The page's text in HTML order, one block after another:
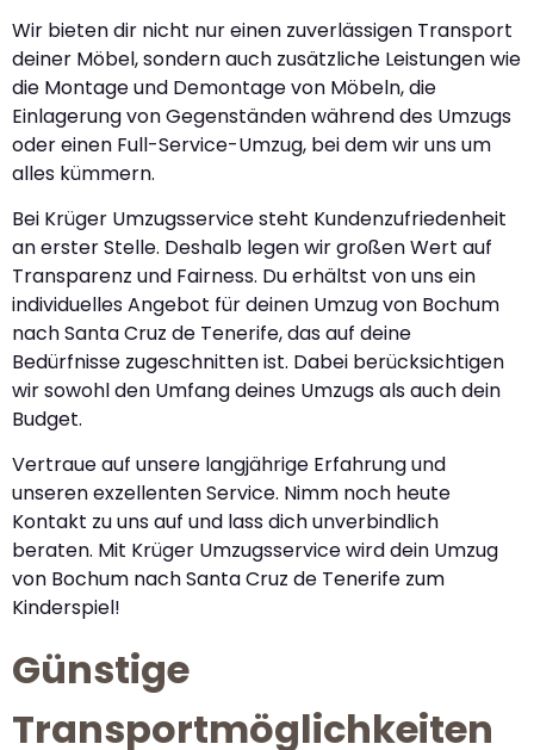
Wir bieten dir nicht nur einen zuverlässigen Transport
deiner Möbel, sondern auch zusätzliche Leistungen wie
die Montage und Demontage von Möbeln, die
Einlagerung von Gegenständen während des Umzugs
oder einen Full-Service-Umzug, bei dem wir uns um
alles kümmern.
Bei Krüger Umzugsservice steht Kundenzufriedenheit
an erster Stelle. Deshalb legen wir großen Wert auf
Transparenz und Fairness. Du erhältst von uns ein
individuelles Angebot für deinen Umzug von Bochum
nach Santa Cruz de Tenerife, das auf deine
Bedürfnisse zugeschnitten ist. Dabei berücksichtigen
wir sowohl den Umfang deines Umzugs als auch dein
Budget.
Vertraue auf unsere langjährige Erfahrung und
unseren exzellenten Service. Nimm noch heute
Kontakt zu uns auf und lass dich unverbindlich
beraten. Mit Krüger Umzugsservice wird dein Umzug
von Bochum nach Santa Cruz de Tenerife zum
Kinderspiel!
Günstige
Transportmöglichkeiten